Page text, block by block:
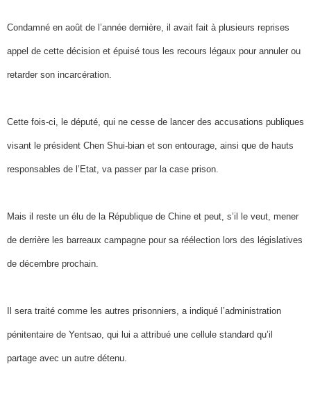
Condamné en août de l’année dernière, il avait fait à plusieurs reprises
appel de cette décision et épuisé tous les recours légaux pour annuler ou
retarder son incarcération.
Cette fois-ci, le député, qui ne cesse de lancer des accusations publiques
visant le président Chen Shui-bian et son entourage, ainsi que de hauts
responsables de l’Etat, va passer par la case prison.
Mais il reste un élu de la République de Chine et peut, s’il le veut, mener
de derrière les barreaux campagne pour sa réélection lors des législatives
de décembre prochain.
Il sera traité comme les autres prisonniers, a indiqué l’administration
pénitentaire de Yentsao, qui lui a attribué une cellule standard qu’il
partage avec un autre détenu.